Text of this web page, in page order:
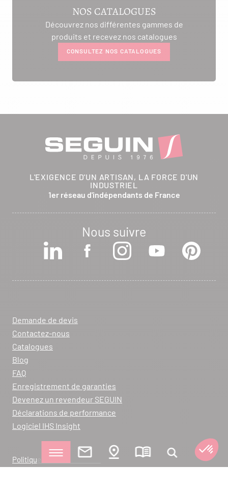
NOS CATALOGUES
Découvrez nos différentes gammes de
produits et recevez nos catalogues
CONSULTEZ NOS CATALOGUES
L'EXIGENCE D'UN ARTISAN, LA FORCE D'UN
INDUSTRIEL
1er réseau d'indépendants de France
Nous suivre
Demande de devis
Contactez-nous
Catalogues
Blog
FAQ
Enregistrement de garanties
Devenez un revendeur SEGUIN
Déclarations de performance
Logiciel IHS Insight
Politique de Confidentialité